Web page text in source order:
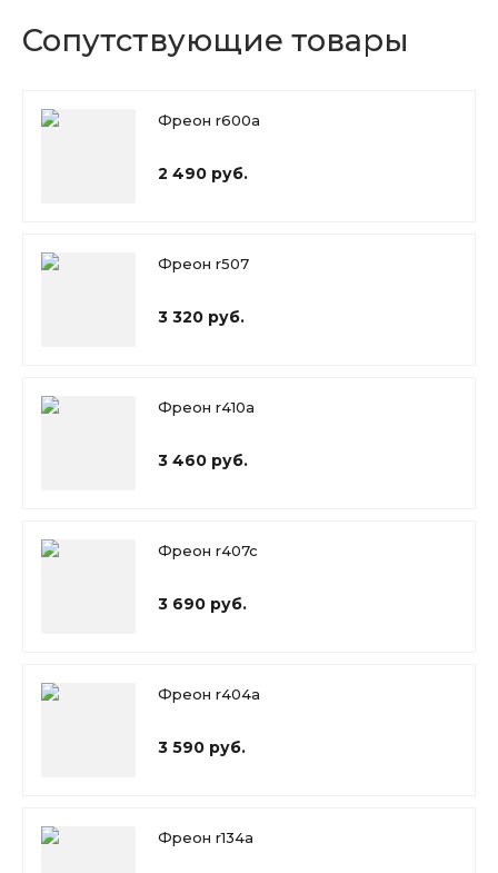
Сопутствующие товары
Фреон r600a
2 490 руб.
Фреон r507
3 320 руб.
Фреон r410a
3 460 руб.
Фреон r407c
3 690 руб.
Фреон r404a
3 590 руб.
Фреон r134a